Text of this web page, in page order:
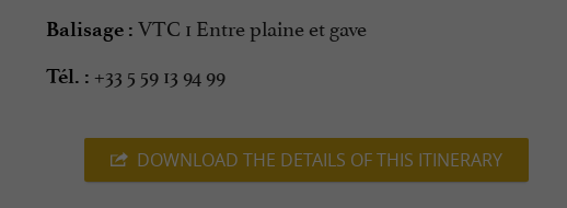
Balisage : VTC 1 Entre plaine et gave
Tél. : +33 5 59 13 94 99
DOWNLOAD THE DETAILS OF THIS ITINERARY